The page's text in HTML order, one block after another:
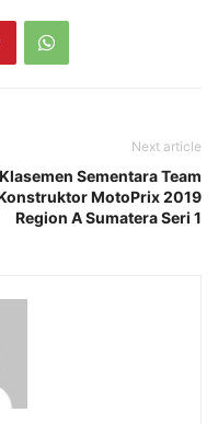
Next article
Klasemen Sementara Team
MotoPrix 2019
Region A Sumatera Seri 1